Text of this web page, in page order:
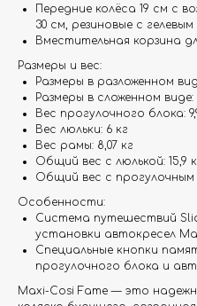
Передние колёса 19 см с
30 см, резиновые с
Вместительная корзина
Размеры и вес:
Размеры в разложенном
Размеры в сложенном виде:
Вес прогулочного блока:
Вес люльки: 6 кг
Вес рамы: 8,07 кг
Общий вес с люлькой: 15,9
Общий вес с прогулочным
Особенности:
Система путешествий
установки автокресел
Специальные кнопки
прогулочного блока и
Maxi-Cosi Fame — это